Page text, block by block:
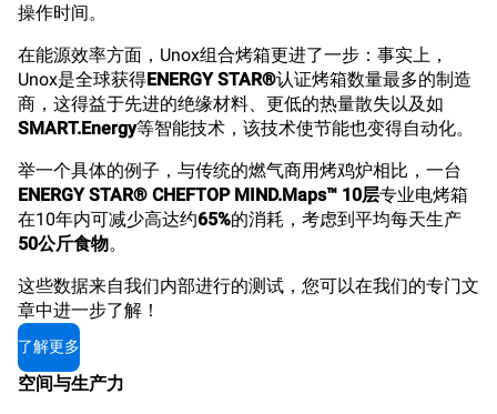
操作时间。
在能源效率方面，Unox组合烤箱更进了一步：事实上，
Unox是全球获得ENERGY STAR®认证烤箱数量最多的制造
商，这得益于先进的绝缘材料、更低的热量散失以及如
SMART.Energy等智能技术，该技术使节能也变得自动化。
举一个具体的例子，与传统的燃气商用烤鸡炉相比，一台
ENERGY STAR® CHEFTOP MIND.Maps™ 10层专业电烤箱
在10年内可减少高达约65%的消耗，考虑到平均每天生产
50公斤食物。
这些数据来自我们内部进行的测试，您可以在我们的专门文
章中进一步了解！
了解更多
空间与生产力